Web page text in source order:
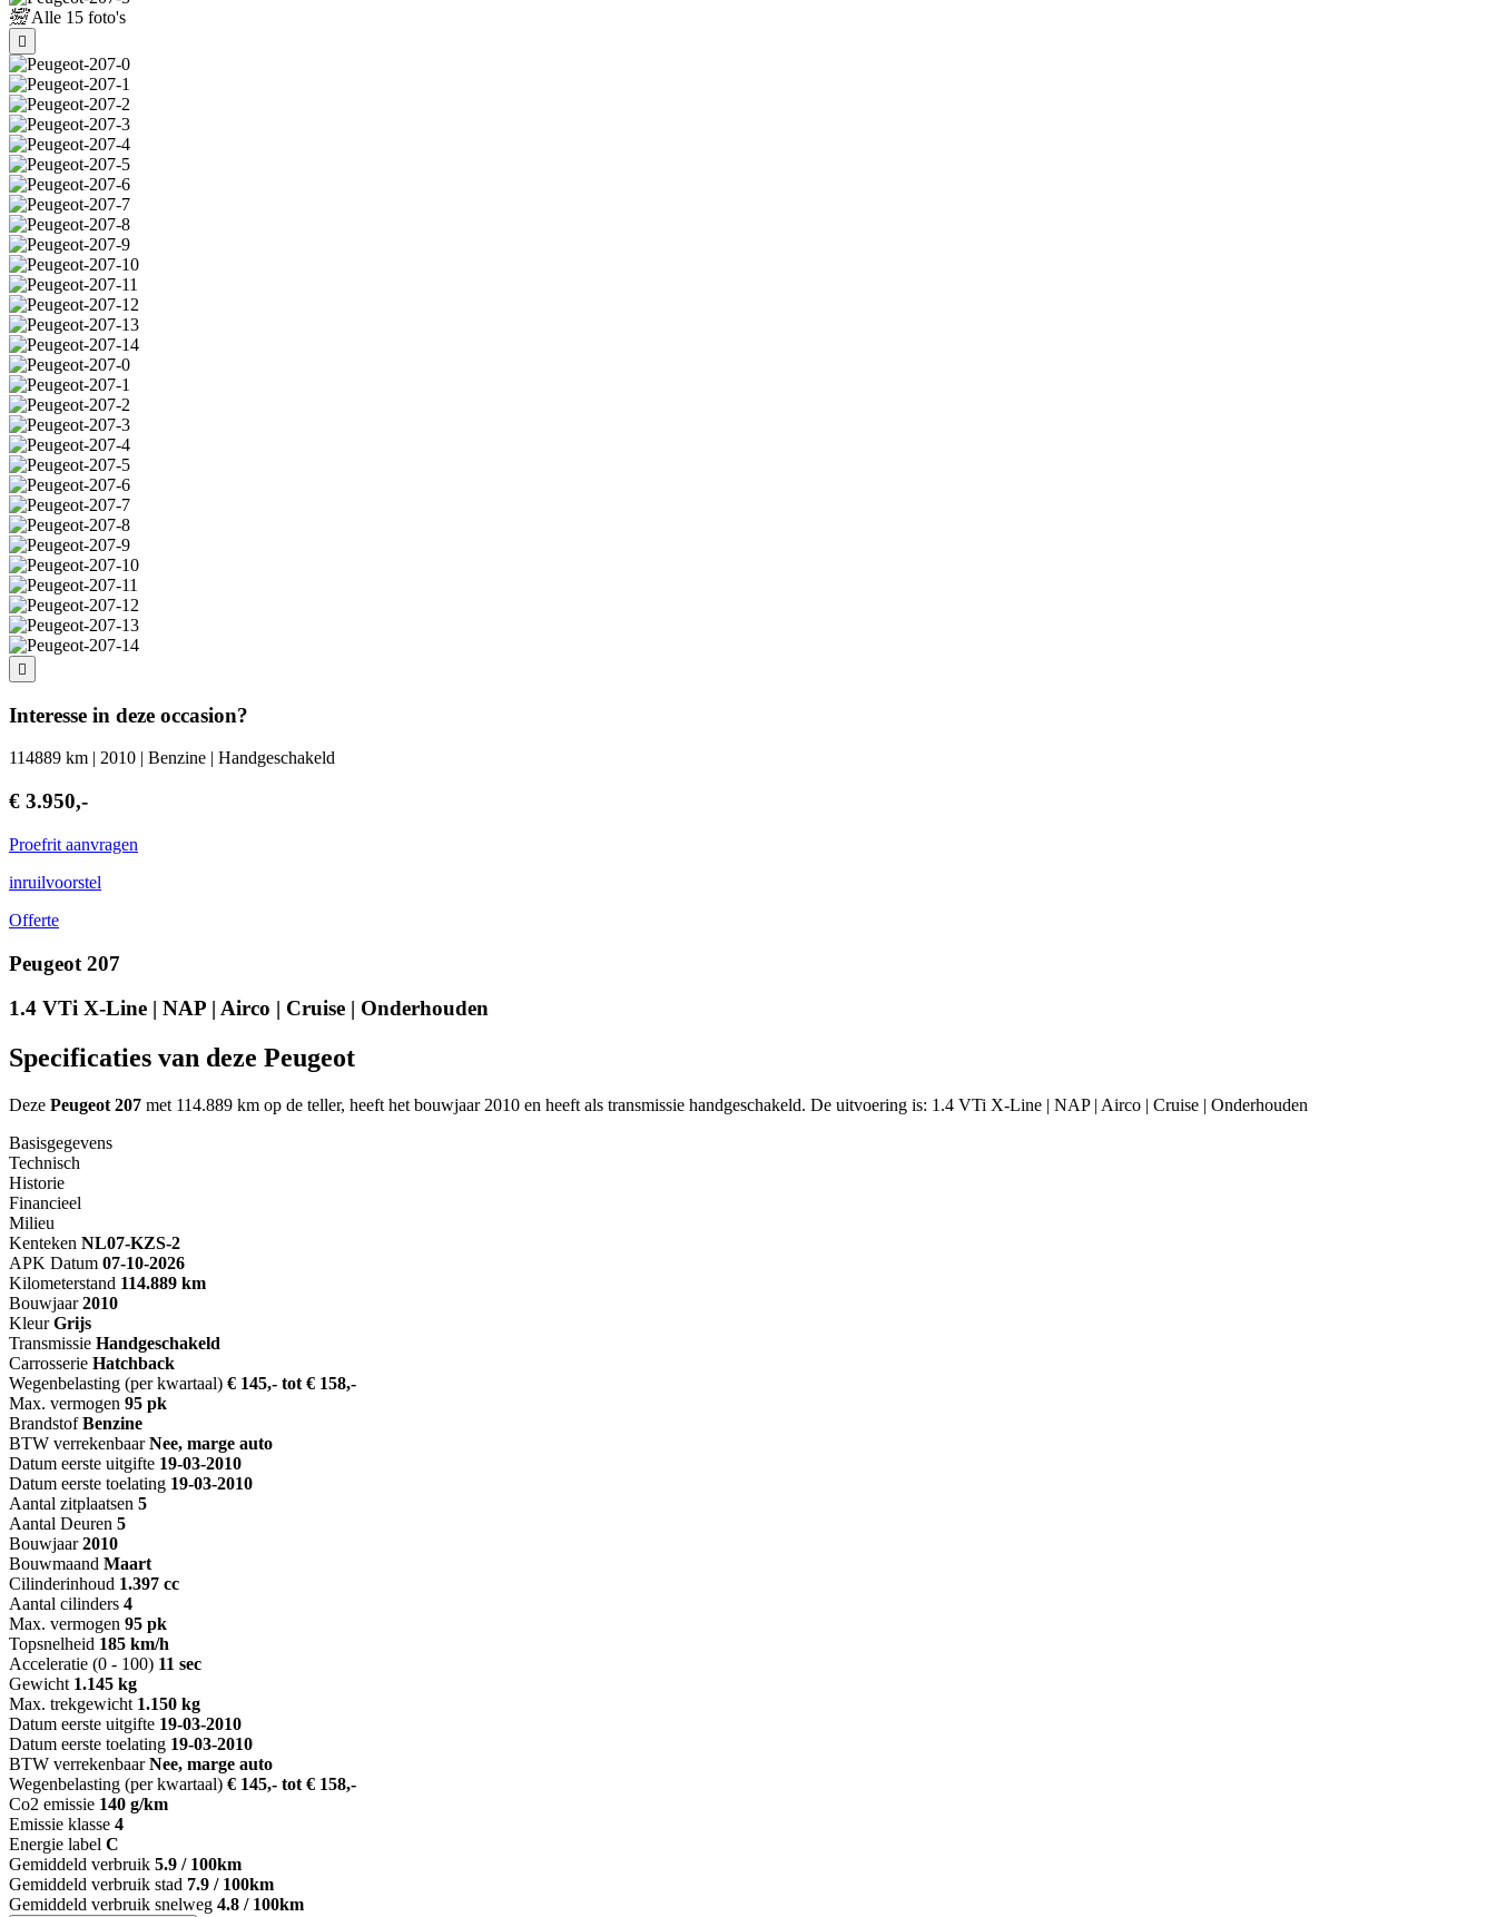
Alle 15 foto's
Interesse in deze occasion?
114889 km | 2010 | Benzine | Handgeschakeld
€ 3.950,-
Proefrit aanvragen
inruilvoorstel
Offerte
Peugeot 207
1.4 VTi X-Line | NAP | Airco | Cruise | Onderhouden
Specificaties van deze Peugeot
Deze Peugeot 207 met 114.889 km op de teller, heeft het bouwjaar 2010 en heeft als transmissie handgeschakeld. De uitvoering is: 1.4 VTi X-Line | NAP | Airco | Cruise | Onderhouden
Basisgegevens
Technisch
Historie
Financieel
Milieu
Kenteken NL07-KZS-2
APK Datum 07-10-2026
Kilometerstand 114.889 km
Bouwjaar 2010
Kleur Grijs
Transmissie Handgeschakeld
Carrosserie Hatchback
Wegenbelasting (per kwartaal) € 145,- tot € 158,-
Max. vermogen 95 pk
Brandstof Benzine
BTW verrekenbaar Nee, marge auto
Datum eerste uitgifte 19-03-2010
Datum eerste toelating 19-03-2010
Aantal zitplaatsen 5
Aantal Deuren 5
Bouwjaar 2010
Bouwmaand Maart
Cilinderinhoud 1.397 cc
Aantal cilinders 4
Max. vermogen 95 pk
Topsnelheid 185 km/h
Acceleratie (0 - 100) 11 sec
Gewicht 1.145 kg
Max. trekgewicht 1.150 kg
Datum eerste uitgifte 19-03-2010
Datum eerste toelating 19-03-2010
BTW verrekenbaar Nee, marge auto
Wegenbelasting (per kwartaal) € 145,- tot € 158,-
Co2 emissie 140 g/km
Emissie klasse 4
Energie label C
Gemiddeld verbruik 5.9 / 100km
Gemiddeld verbruik stad 7.9 / 100km
Gemiddeld verbruik snelweg 4.8 / 100km